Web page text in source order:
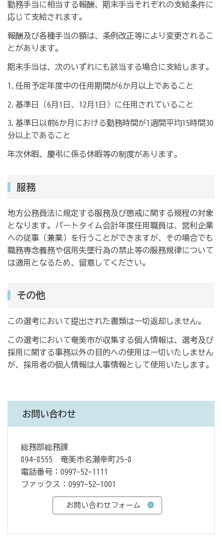
勤務手当に相当する報酬、期末手当それぞれの支給条件に
応じて支給されます。
報酬及び各種手当の額は、条例改正等により変更されるこ
とがあります。
期末手当は、次のいずれにも該当する場合に支給します。
1.任用予定年度中の任用期間が6か月以上であること
2.基準日（6月1日、12月1日）に任用されていること
3.基準日以前6か月における勤務時間が1週間平均15時間30
分以上であること
年次休暇、慶弔に係る休暇等の制度があります。
服務
地方公務員法に規定する服務及び懲戒に関する規程の対象
となります。パートタイム会計年度任用職員は、営利企業
への従事（兼業）を行うことができますが、その場合でも
職務専念義務や信用失墜行為の禁止等の服務規律について
は適用となるため、留意してください。
その他
この選考において提出された書類は一切返却しません。
この選考において奄美市が収集する個人情報は、選考及び
採用に関する事務以外の目的への使用は一切いたしません
が、採用者の個人情報は人事情報として使用いたします。
お問い合わせ
総務部総務課
894-8555 奄美市名瀬幸町25-8
電話番号：0997-52-1111
ファックス：0997-52-1001